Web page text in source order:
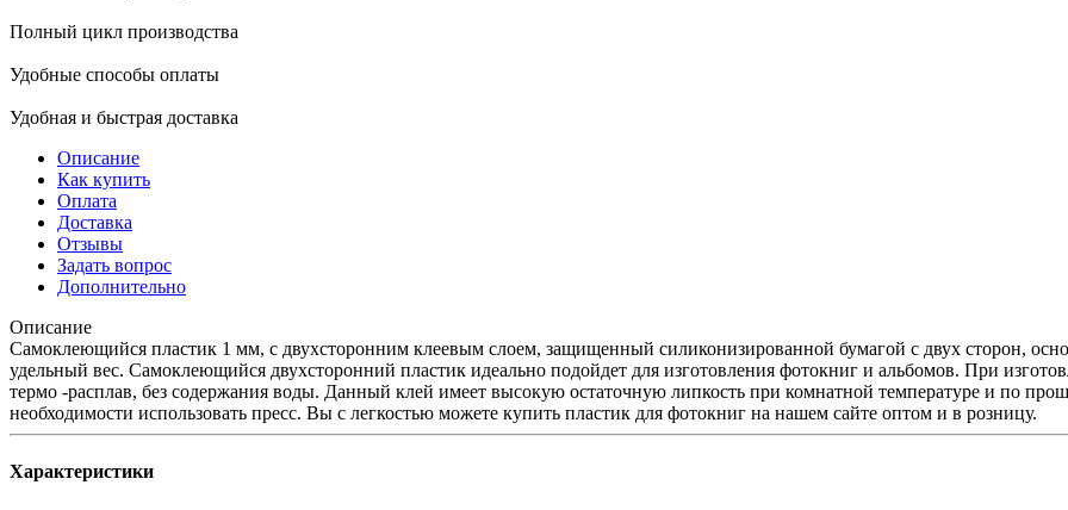
Полный цикл производства
Удобные способы оплаты
Удобная и быстрая доставка
Описание
Как купить
Оплата
Доставка
Отзывы
Задать вопрос
Дополнительно
Описание
Самоклеющийся пластик 1 мм, с двухсторонним клеевым слоем, защищенный силиконизированной бумагой с двух сторон,
удельный вес. Самоклеющийся двухсторонний пластик идеально подойдет для изготовления фотокниг и альбомов. При
термо -расплав, без содержания воды. Данный клей имеет высокую остаточную липкость при комнатной температуре и по
необходимости использовать пресс. Вы с легкостью можете купить пластик для фотокниг на нашем сайте оптом и в розницу.
Характеристики